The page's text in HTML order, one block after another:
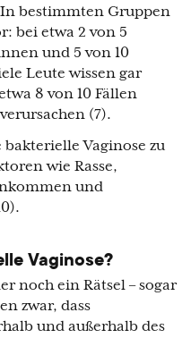
bestimmten Gruppen
bei etwa 2 von 5
und 5 von 10
Leute wissen gar
8 von 10 Fällen
(7).
Vaginose zu
wie Rasse,
und
Vaginose?
noch ein Rätsel – sogar
zwar, dass
und außerhalb des